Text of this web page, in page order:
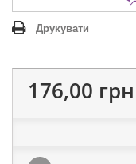
Друкувати
176,00 грн